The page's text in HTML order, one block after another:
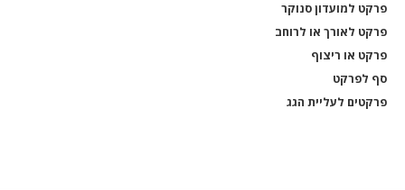
פרקט למועדון סנוקר
פרקט לאורך או לרוחב
פרקט או ריצוף
סף לפרקט
פרקטים לעליית הגג